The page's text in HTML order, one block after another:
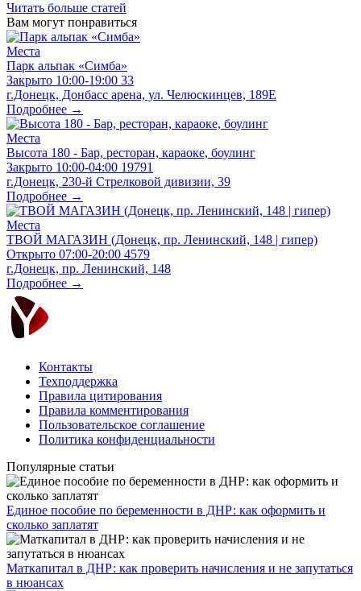
Читать больше статей
Вам могут понравиться
Места
Парк альпак «Симба»
Закрыто 10:00-19:00 33
г.Донецк, Донбасс арена, ул. Челюскинцев, 189Е
Подробнее →
Места
Высота 180 - Бар, ресторан, караоке, боулинг
Закрыто 10:00-04:00 19791
г.Донецк, 230-й Стрелковой дивизии, 39
Подробнее →
Места
ТВОЙ МАГАЗИН (Донецк, пр. Ленинский, 148 | гипер)
Открыто 07:00-20:00 4579
г.Донецк, пр. Ленинский, 148
Подробнее →
Контакты
Техподдержка
Правила цитирования
Правила комментирования
Пользовательское соглашение
Политика конфиденциальности
Популярные статьи
Единое пособие по беременности в ДНР: как оформить и
сколько заплатят
​Маткапитал в ДНР: как проверить начисления и не запутаться
в нюансах